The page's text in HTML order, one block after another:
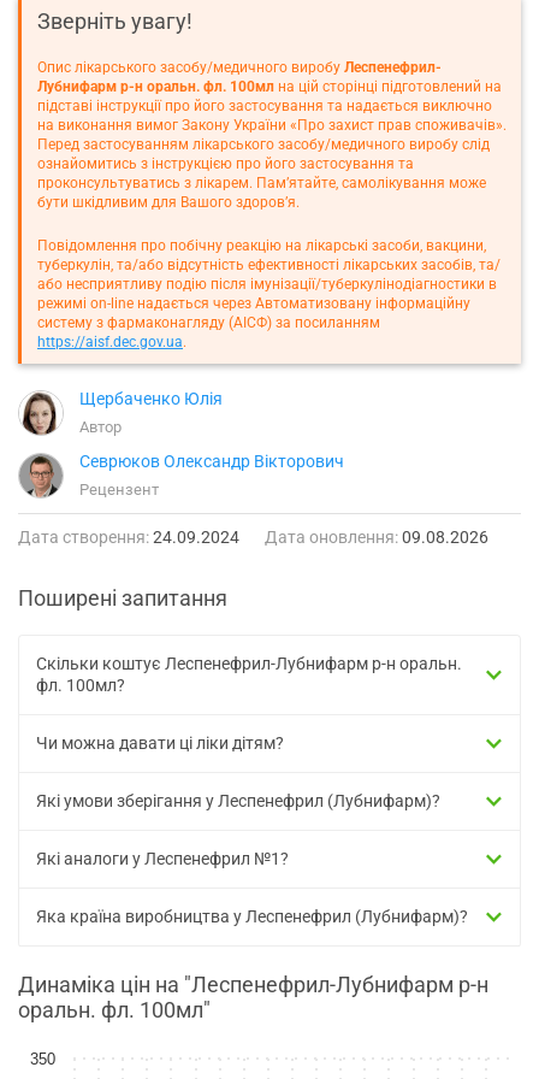
Зверніть увагу!
Опис лікарського засобу/медичного виробу Леспенефрил-
Лубнифарм р-н оральн. фл. 100мл на цій сторінці підготовлений на
підставі інструкції про його застосування та надається виключно
на виконання вимог Закону України «Про захист прав споживачів».
Перед застосуванням лікарського засобу/медичного виробу слід
ознайомитись з інструкцією про його застосування та
проконсультуватись з лікарем. Пам’ятайте, самолікування може
бути шкідливим для Вашого здоров’я.
Повідомлення про побічну реакцію на лікарські засоби, вакцини,
туберкулін, та/або відсутність ефективності лікарських засобів, та/
або несприятливу подію після імунізації/туберкулінодіагностики в
режимі on-line надається через Автоматизовану інформаційну
систему з фармаконагляду (АІСФ) за посиланням
https://aisf.dec.gov.ua.
Щербаченко Юлія
Автор
Севрюков Олександр Вікторович
Рецензент
Дата створення:24.09.2024 Дата оновлення:09.08.2026
Поширені запитання
Скільки коштує Леспенефрил-Лубнифарм р-н оральн.
фл. 100мл?
Чи можна давати ці ліки дітям?
Які умови зберігання у Леспенефрил (Лубнифарм)?
Які аналоги у Леспенефрил №1?
Яка країна виробництва у Леспенефрил (Лубнифарм)?
Динаміка цін на "Леспенефрил-Лубнифарм р-н
оральн. фл. 100мл"
350